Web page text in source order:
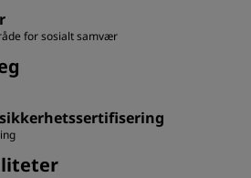
for sosialt samvær